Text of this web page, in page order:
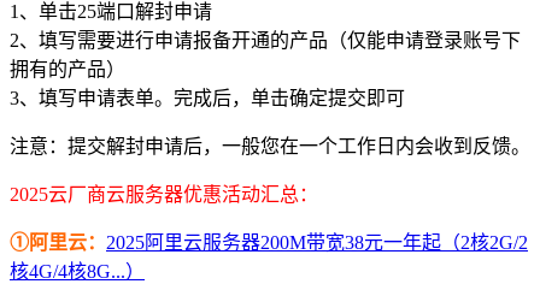
1、单击25端口解封申请
2、填写需要进行申请报备开通的产品（仅能申请登录账号下
拥有的产品）
3、填写申请表单。完成后，单击确定提交即可
注意：提交解封申请后，一般您在一个工作日内会收到反馈。
2025云厂商云服务器优惠活动汇总：
①阿里云： 2025阿里云服务器200M带宽38元一年起（2核2G/2
核4G/4核8G...）